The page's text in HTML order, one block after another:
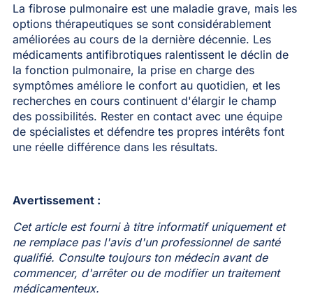
La fibrose pulmonaire est une maladie grave, mais les
options thérapeutiques se sont considérablement
améliorées au cours de la dernière décennie. Les
médicaments antifibrotiques ralentissent le déclin de
la fonction pulmonaire, la prise en charge des
symptômes améliore le confort au quotidien, et les
recherches en cours continuent d'élargir le champ
des possibilités. Rester en contact avec une équipe
de spécialistes et défendre tes propres intérêts font
une réelle différence dans les résultats.
Avertissement :
Cet article est fourni à titre informatif uniquement et
ne remplace pas l'avis d'un professionnel de santé
qualifié. Consulte toujours ton médecin avant de
commencer, d'arrêter ou de modifier un traitement
médicamenteux.